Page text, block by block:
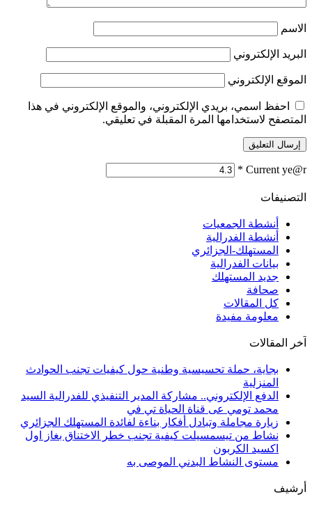
الاسم
البريد الإلكتروني
الموقع الإلكتروني
احفظ اسمي، بريدي الإلكتروني، والموقع الإلكتروني في هذا
المتصفح لاستخدامها المرة المقبلة في تعليقي.
Current ye@r
*
التصنيفات
أنشطة الجمعيات
أنشطة الفدرالية
المستهلك-الجزائري
بيانات الفدرالية
جديد المستهلك
صحافة
كل المقالات
معلومة مفيدة
آخر المقالات
بجاية، حملة تحسيسية وطنية حول كيفيات تجنب الحوادث
المنزلية
الدفع الإلكتروني.. مشاركة المدير التنفيذي للفدرالية السيد
محمد تومي عى قناة الحياة تي في
زيارة مجاملة وتبادل أفكار بناءة لفائدة المستهلك الجزائري
نشاط من تيسمسيلت كيفية تجنب خطر الاختناق بغاز اول
اكسيد الكربون
مستوى النشاط البدني الموصى به
أرشيف